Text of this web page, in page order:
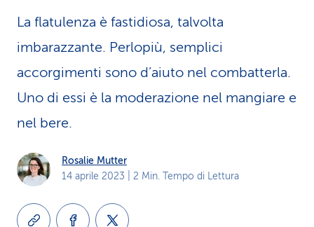
m
e
n
La flatulenza è fastidiosa, talvolta
imbarazzante. Perlopiù, semplici
accorgimenti sono d’aiuto nel combatterla.
Uno di essi è la mode­razione nel mangiare e
nel bere.
Rosalie Mutter
14 aprile 2023 | 2 Min. Tempo di Lettura